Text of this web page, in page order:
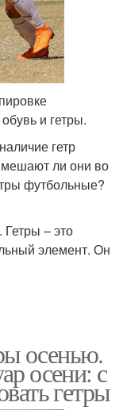
и гетры.
гетр
ли они во
футбольные?
– это
элемент. Он
осенью.
осени: с
гетры